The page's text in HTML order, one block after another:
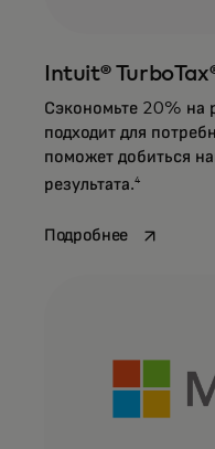
Intuit®
Сэкономьте 20% на
подходит для
поможет добиться
результата.4
Подробнееopens in a